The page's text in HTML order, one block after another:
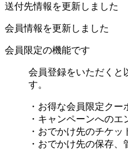
送付先情報を更新しました
会員情報を更新しました
会員限定の機能です
会員登録をいただくと
す。
・お得な会員限定クー
・キャンペーンへのエ
・おでかけ先のチケッ
・おでかけ先の保存、